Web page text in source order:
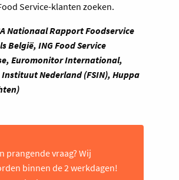
Service-klanten zoeken.
Nationaal Rapport Foodservice
België, ING Food Service
Euromonitor International,
Instituut Nederland (FSIN), Huppa
prangende vraag? Wij
binnen de 2 werkdagen!